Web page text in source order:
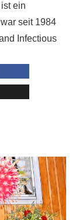
ein
seit 1984
Infectious